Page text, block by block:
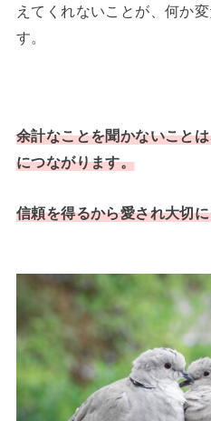
えてくれないことが、何か
す。
余計なことを聞かないこと
につながります。
信頼を得るから愛され大切